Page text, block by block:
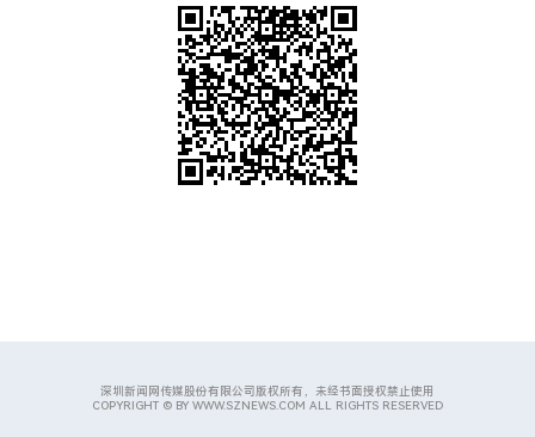
深圳新闻网传媒股份有限公司版权所有，未经书面授权禁止使用
COPYRIGHT © BY WWW.SZNEWS.COM ALL RIGHTS RESERVED